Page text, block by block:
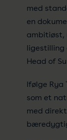
med
en
ambitiøst,
ligestilling
Head of
Ifølge Rya
som et
med